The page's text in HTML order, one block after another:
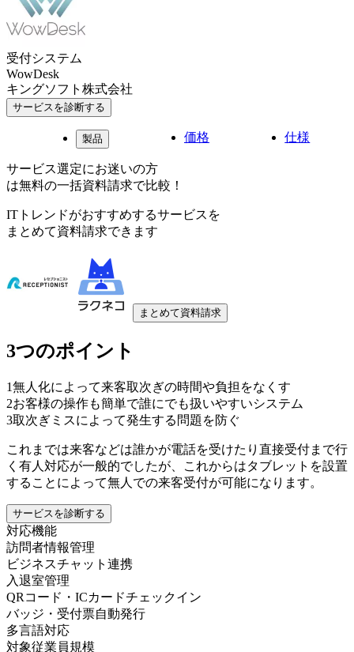
受付システム
WowDesk
キングソフト株式会社
サービスを診断する
製品 価格 仕様
サービス選定にお迷いの方
は無料の一括資料請求で比較！
ITトレンドがおすすめするサービスを
まとめて資料請求できます
まとめて資料請求
3つのポイント
1無人化によって来客取次ぎの時間や負担をなくす
2お客様の操作も簡単で誰にでも扱いやすいシステム
3取次ぎミスによって発生する問題を防ぐ
これまでは来客などは誰かが電話を受けたり直接受付まで行
く有人対応が一般的でしたが、これからはタブレットを設置
することによって無人での来客受付が可能になります。
サービスを診断する
対応機能
訪問者情報管理
ビジネスチャット連携
入退室管理
QRコード・ICカードチェックイン
バッジ・受付票自動発行
多言語対応
対象従業員規模